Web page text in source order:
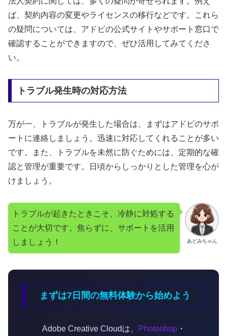
ば、契約内容の変更やライセンスの移行などです。これら
の疑問については、アドビの公式サイトやサポート窓口で
確認することができますので、ぜひ活用してみてくださ
い。
トラブル発生時の対応方法
万が一、トラブルが発生した場合は、まずはアドビのサポ
ートに連絡しましょう。迅速に対応してくれることが多い
です。また、トラブルを未然に防ぐためには、定期的な確
認と管理が重要です。日頃からしっかりとした管理を心が
けましょう。
あどみちゃん
トラブルが起きたときこそ、冷静に対処する
ことが大切です。焦らずに、サポートを活用
しましょう！
まずは7日間の無料体験から始めよう
Adobe Creative Cloudは、 Photoshop・